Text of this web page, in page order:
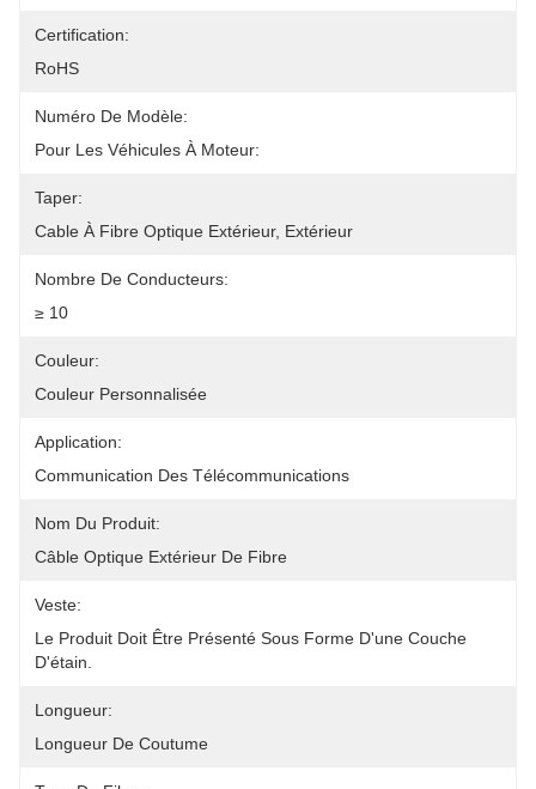
Certification:
RoHS
Numéro De Modèle:
Pour Les Véhicules À Moteur:
Taper:
Cable À Fibre Optique Extérieur, Extérieur
Nombre De Conducteurs:
≥ 10
Couleur:
Couleur Personnalisée
Application:
Communication Des Télécommunications
Nom Du Produit:
Câble Optique Extérieur De Fibre
Veste:
Le Produit Doit Être Présenté Sous Forme D'une Couche
D'étain.
Longueur:
Longueur De Coutume